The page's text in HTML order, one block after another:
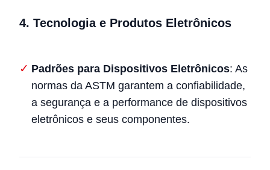
4. Tecnologia e Produtos Eletrônicos
Padrões para Dispositivos Eletrônicos: As
normas da ASTM garantem a confiabilidade,
a segurança e a performance de dispositivos
eletrônicos e seus componentes.